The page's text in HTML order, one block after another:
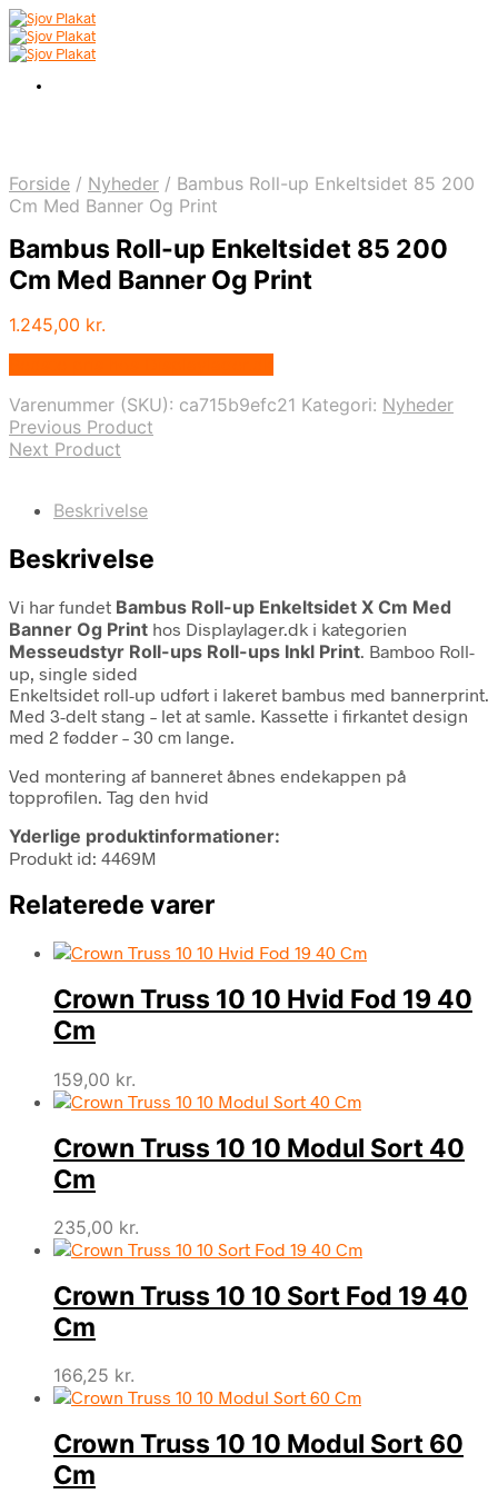
Forside / Nyheder / Bambus Roll-up Enkeltsidet 85 200
Cm Med Banner Og Print
Bambus Roll-up Enkeltsidet 85 200
Cm Med Banner Og Print
1.245,00 kr.
Varenummer (SKU): ca715b9efc21 Kategori: Nyheder
Previous Product
Next Product
Beskrivelse
Beskrivelse
Vi har fundet Bambus Roll-up Enkeltsidet X Cm Med
Banner Og Print hos Displaylager.dk i kategorien
Messeudstyr Roll-ups Roll-ups Inkl Print. Bamboo Roll-
up, single sided
Enkeltsidet roll-up udført i lakeret bambus med bannerprint.
Med 3-delt stang – let at samle. Kassette i firkantet design
med 2 fødder – 30 cm lange.
Ved montering af banneret åbnes endekappen på
topprofilen. Tag den hvid
Yderlige produktinformationer:
Produkt id: 4469M
Relaterede varer
Crown Truss 10 10 Hvid Fod 19 40
Cm
159,00 kr.
Crown Truss 10 10 Modul Sort 40
Cm
235,00 kr.
Crown Truss 10 10 Sort Fod 19 40
Cm
166,25 kr.
Crown Truss 10 10 Modul Sort 60
Cm